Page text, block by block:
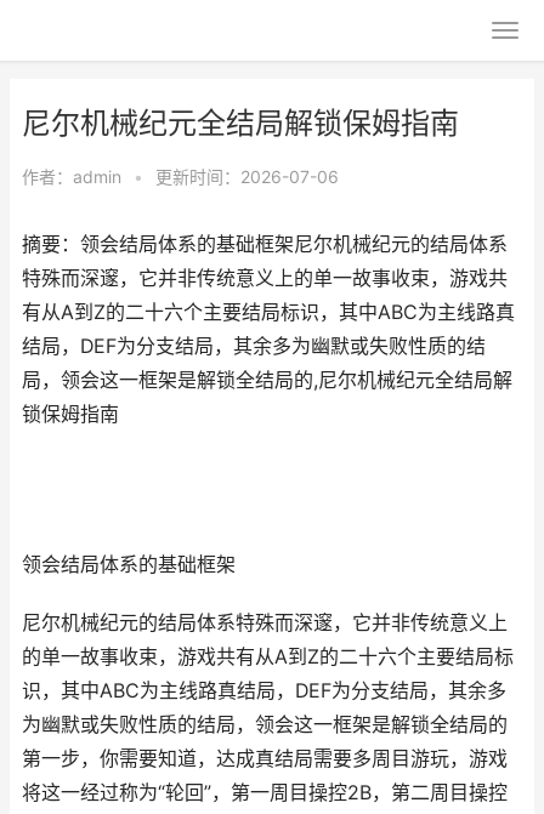
尼尔机械纪元全结局解锁保姆指南
作者： admin • 更新时间：2026-07-06
摘要：领会结局体系的基础框架尼尔机械纪元的结局体系
特殊而深邃，它并非传统意义上的单一故事收束，游戏共
有从A到Z的二十六个主要结局标识，其中ABC为主线路真
结局，DEF为分支结局，其余多为幽默或失败性质的结
局，领会这一框架是解锁全结局的,尼尔机械纪元全结局解
锁保姆指南
领会结局体系的基础框架
尼尔机械纪元的结局体系特殊而深邃，它并非传统意义上
的单一故事收束，游戏共有从A到Z的二十六个主要结局标
识，其中ABC为主线路真结局，DEF为分支结局，其余多
为幽默或失败性质的结局，领会这一框架是解锁全结局的
第一步，你需要知道，达成真结局需要多周目游玩，游戏
将这一经过称为“轮回”，第一周目操控2B，第二周目操控